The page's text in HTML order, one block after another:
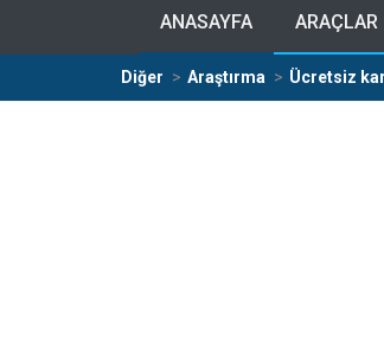
ANASAYFA ARAÇLAR
Diğer Araştırma Ücretsiz